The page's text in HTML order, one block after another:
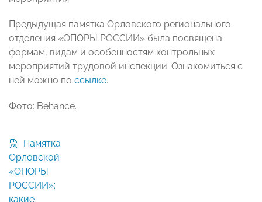
Предыдущая памятка Орловского регионального
отделения «ОПОРЫ РОССИИ» была посвящена
формам, видам и особенностям контрольных
мероприятий трудовой инспекции. Ознакомиться с
ней можно по ссылке.
Фото: Behance.
Орловской
«ОПОРЫ
РОССИИ»:
какие